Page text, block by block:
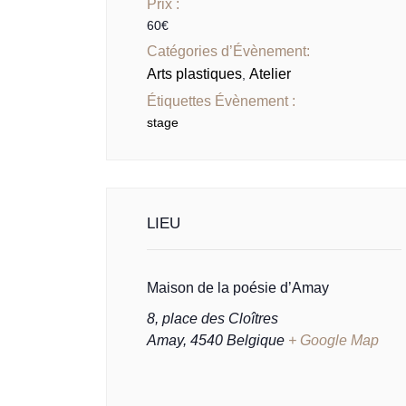
Prix :
60€
Catégories d’Évènement:
Arts plastiques,Atelier
Étiquettes Évènement :
stage
LIEU
Maison de la poésie d’Amay
8, place des Cloîtres
Amay, 4540 Belgique + Google Map